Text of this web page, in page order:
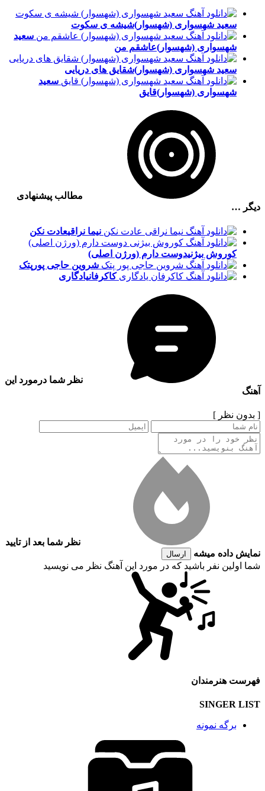
سعید شهسواری (شهسوار)شیشه ی سکوت
سعید
شهسواری (شهسوار)عاشقم من
سعید شهسواری (شهسوار)شقایق های دریایی
سعید
شهسواری (شهسوار)قایق
مطالب پیشنهادی
دیگر …
نیما نراقیعادت نکن
کوروش بیژنیدوست دارم (ورژن اصلی)
شروین حاجی پور پتک
کاکرفانیادگاری
نظر شما درمورد این
آهنگ
[ بدون نظر ]
نظر شما بعد از تایید
نمایش داده میشه
ارسال
شما اولین نفر باشید که در مورد این آهنگ نظر می نویسید
فهرست هنرمندان
SINGER LIST
برگه نمونه